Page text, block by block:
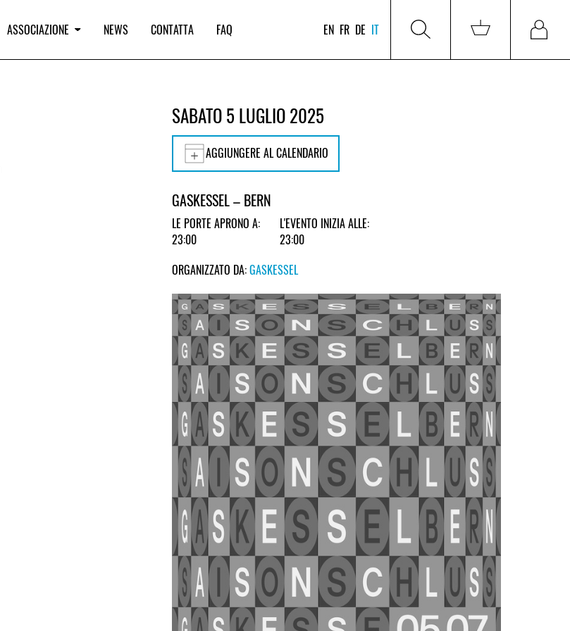
ASSOCIAZIONE NEWS CONTATTA FAQ EN FR DE IT
SABATO 5 LUGLIO 2025
AGGIUNGERE AL CALENDARIO
GASKESSEL – BERN
LE PORTE APRONO A:
23:00
L'EVENTO INIZIA ALLE:
23:00
ORGANIZZATO DA:GASKESSEL